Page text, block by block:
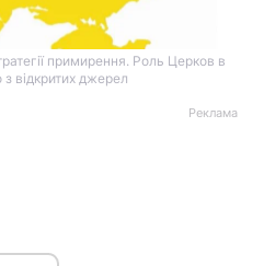
примирення. Роль Церков в
з відкритих джерел
Реклама